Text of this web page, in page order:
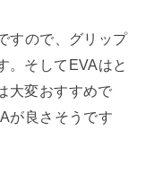
すので、グリップ
。そしてEVAはと
大変おすすめで
が良さそうです